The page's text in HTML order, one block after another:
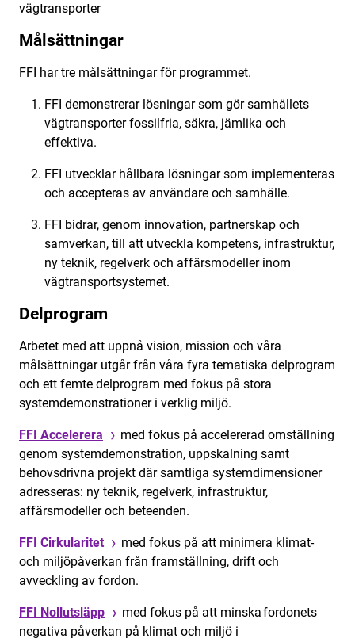
vägtransporter
Målsättningar
FFI har tre målsättningar för programmet.
FFI demonstrerar lösningar som gör samhällets
vägtransporter fossilfria, säkra, jämlika och
effektiva.
FFI utvecklar hållbara lösningar som implementeras
och accepteras av användare och samhälle.
FFI bidrar, genom innovation, partnerskap och
samverkan, till att utveckla kompetens, infrastruktur,
ny teknik, regelverk och affärsmodeller inom
vägtransportsystemet.
Delprogram
Arbetet med att uppnå vision, mission och våra
målsättningar utgår från våra fyra tematiska delprogram
och ett femte delprogram med fokus på stora
systemdemonstrationer i verklig miljö.
FFI Accelerera
med fokus på accelererad omställning
genom systemdemonstration, uppskalning samt
behovsdrivna projekt där samtliga systemdimensioner
adresseras: ny teknik, regelverk, infrastruktur,
affärsmodeller och beteenden.
FFI Cirkularitet
med fokus på att minimera klimat-
och miljöpåverkan från framställning, drift och
avveckling av fordon.
FFI Nollutsläpp
med fokus på att minska fordonets
negativa påverkan på klimat och miljö i